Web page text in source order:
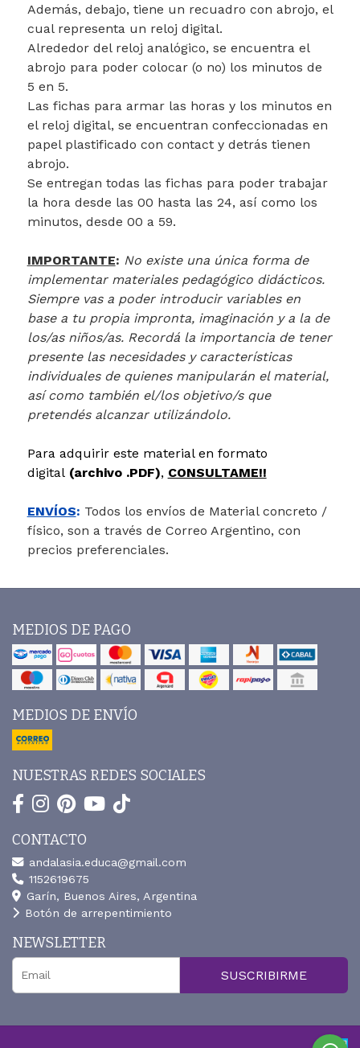
Además, debajo, tiene un recuadro con abrojo, el
cual representa un reloj digital.
Alrededor del reloj analógico, se encuentra el
abrojo para poder colocar (o no) los minutos de
5 en 5.
Las fichas para armar las horas y los minutos en
el reloj digital, se encuentran confeccionadas en
papel plastificado con contact y detrás tienen
abrojo.
Se entregan todas las fichas para poder trabajar
la hora desde las 00 hasta las 24, así como los
minutos, desde 00 a 59.
IMPORTANTE: No existe una única forma de
implementar materiales pedagógico didácticos.
Siempre vas a poder introducir variables en
base a tu propia impronta, imaginación y a la de
los/as niños/as. Recordá la importancia de tener
presente las necesidades y características
individuales de quienes manipularán el material,
así como también el/los objetivo/s que
pretendés alcanzar utilizándolo.
Para adquirir este material en formato
digital (archivo .PDF), CONSULTAME!!
ENVÍOS: Todos los envíos de Material concreto /
físico, son a través de Correo Argentino, con
precios preferenciales.
MEDIOS DE PAGO
MEDIOS DE ENVÍO
NUESTRAS REDES SOCIALES
CONTACTO
andalasia.educa@gmail.com
1152619675
Garín, Buenos Aires, Argentina
Botón de arrepentimiento
NEWSLETTER
SUSCRIBIRME